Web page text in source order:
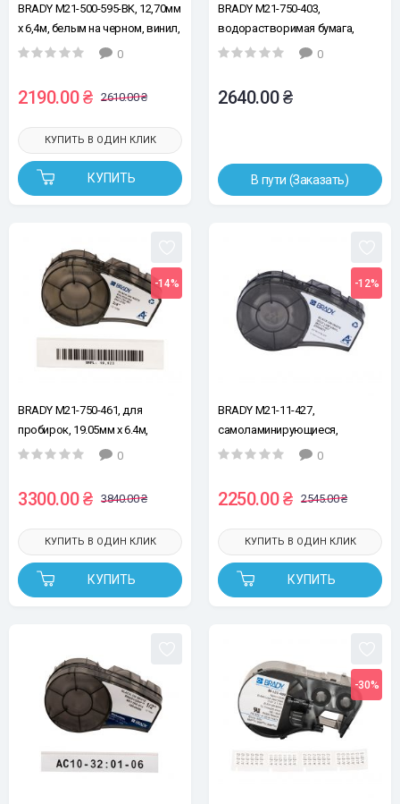
BRADY M21-500-595-BK, 12,70мм
х 6,4м, белым на черном, винил,
лента для принтеров этикеток
0
2190.00 ₴ 2610.00 ₴
КУПИТЬ
КУПИТЬ В ОДИН КЛИК
BRADY M21-750-403,
водорастворимая бумага,
19,05мм х 6,4м, черным на
этикеток
0
2640.00 ₴
В пути (Заказать)
-14%
BRADY M21-750-461, для
пробирок, 19.05мм х 6.4м,
черным на белом, полиэстер,
принтеров этикеток
0
3300.00 ₴ 3840.00 ₴
КУПИТЬ
КУПИТЬ В ОДИН КЛИК
-12%
BRADY M21-11-427,
самоламинирующиеся,
вырубные, для провода Ø1,52-
150шт, черным на белом, лента
для принтеров этикеток
0
2250.00 ₴ 2545.00 ₴
КУПИТЬ
КУПИТЬ В ОДИН КЛИК
-30%